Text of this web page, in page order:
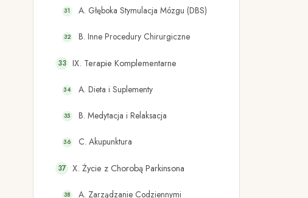
A. Głęboka Stymulacja Mózgu (DBS)
B. Inne Procedury Chirurgiczne
IX. Terapie Komplementarne
A. Dieta i Suplementy
B. Medytacja i Relaksacja
C. Akupunktura
X. Życie z Chorobą Parkinsona
A. Zarządzanie Codziennymi